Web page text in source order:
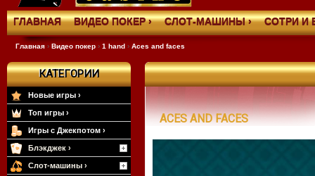
Главная › Видео покер › 1 hand › Aces and faces
ГЛАВНАЯ ВИДЕО ПОКЕР › СЛОТ-МАШИНЫ › СОТРИ И
КАТЕГОРИИ
Новые игры ›
Топ игры ›
Игры с Джекпотом ›
Блэкджек ›
Слот-машины ›
ACES AND FACES